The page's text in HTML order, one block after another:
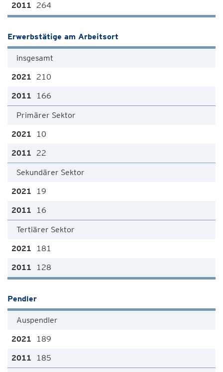
264
Erwerbstätige am Arbeitsort
insgesamt
210
166
Primärer Sektor
10
22
Sekundärer Sektor
19
16
Tertiärer Sektor
181
128
Pendler
Auspendler
189
185